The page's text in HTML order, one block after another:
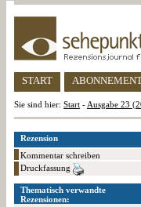
START ABONNEMENT
Sie sind hier: Start - Ausgabe 23
Rezension
Kommentar schreiben
Druckfassung
Thematisch verwandte
Rezensionen: